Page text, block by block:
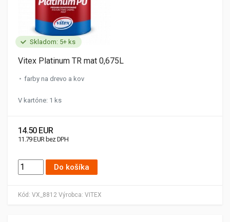
Skladom: 5+ ks
Kód: VX_8812 Výrobca: VITEX
Vitex Platinum TR mat 0,675L
farby na drevo a kov
V kartóne: 1 ks
14.50 EUR
11.79 EUR bez DPH
Do košíka